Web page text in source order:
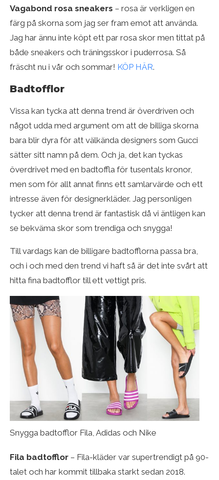
Vagabond rosa sneakers – rosa är verkligen en
färg på skorna som jag ser fram emot att använda.
Jag har ännu inte köpt ett par rosa skor men tittat på
både sneakers och träningsskor i puderrosa. Så
fräscht nu i vår och sommar! KÖP HÄR.
Badtofflor
Vissa kan tycka att denna trend är överdriven och
något udda med argument om att de billiga skorna
bara blir dyra för att välkända designers som Gucci
sätter sitt namn på dem. Och ja, det kan tyckas
överdrivet med en badtoffla för tusentals kronor,
men som för allt annat finns ett samlarvärde och ett
intresse även för designerkläder. Jag personligen
tycker att denna trend är fantastisk då vi äntligen kan
se bekväma skor som trendiga och snygga!
Till vardags kan de billigare badtofflorna passa bra,
och i och med den trend vi haft så är det inte svårt att
hitta fina badtofflor till ett vettigt pris.
Snygga badtofflor Fila, Adidas och Nike
Fila badtofflor – Fila-kläder var supertrendigt på 90-
talet och har kommit tillbaka starkt sedan 2018.